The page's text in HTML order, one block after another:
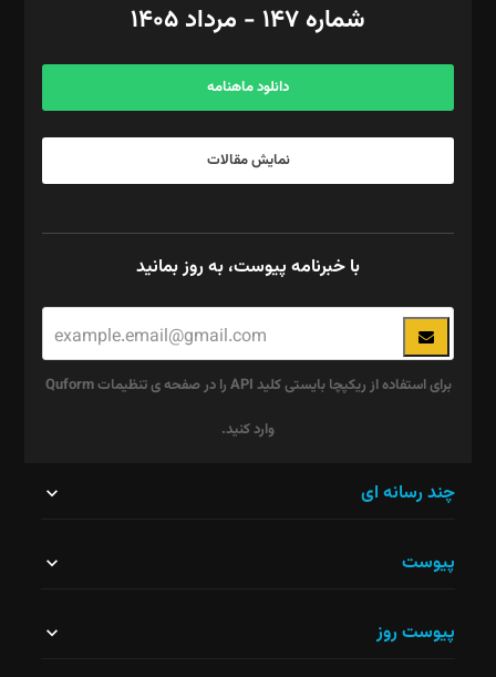
آگهی و مشترکین: ۰۹۱۹۹۹۹۰۴۵۴
شماره ۱۴۷ - مرداد ۱۴۰۵
دانلود ماهنامه
نمایش مقالات
با خبرنامه پیوست، به روز بمانید
برای استفاده از ریکپچا بایستی کلید API را در صفحه ی تنظیمات Quform
وارد کنید.
نباید
چند رسانه ای
پیوست
پیوست روز